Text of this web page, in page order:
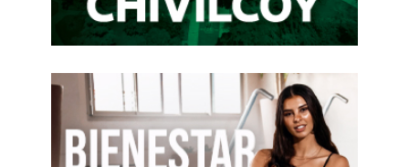
deja de ser diagnóstico y pasa a ser doctrina y
esa doctrina atraviesa buena parte del
empresariado local, que exige rescates cuando
pierde y predica meritocracia cuando gana. La
responsabilidad social empresaria se disuelve en
balances prolijos y comunicados vacíos, los